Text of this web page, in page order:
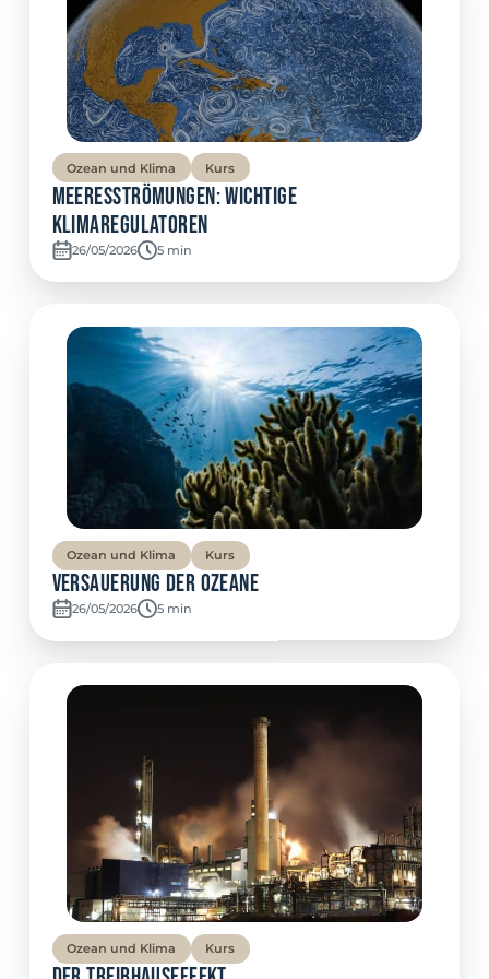
Ozean und Klima Kurs
Meeresströmungen: Wichtige
Klimaregulatoren
26/05/2026 Temps de lecture:
5 min
Ozean und Klima Kurs
Versauerung der Ozeane
26/05/2026 Temps de lecture:
5 min
Ozean und Klima Kurs